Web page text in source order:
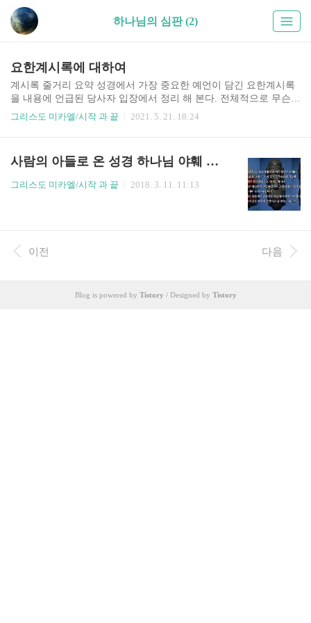
하나님의 심판 (2)
요한계시록에 대하여
계시록 줄거리 요약 성경에서 가장 중요한 예언이 담긴 요한계시록
을 내용에 언급된 당사자 입장에서 정리 해 본다. 전체적으로 무슨
말인지 이해하기가 쉽지 않은데다가 어둠들이 조작질을 가해서 혼
서 자유의지를 준 인간들을 최종적으로 심판하시기 위해 물질세상
에 내려 보낸 자신의 아바타 666에 대한 부분인데 세상사람들이 666
을 악마 사탄으로 인지하게끔 해 놨다. 계시록을 전체적 맥락에서 풀
이 하자면 천상에서 쫒겨난 루시퍼와 그 추종세력들이 지구에 왔고
그리스도 미카엘/시작 과 끝 2021. 5. 21. 18:24
사람의 아들로 온 성경 하나님 야훼 와 하나님의 인간심판이 있는 이유
그리스도 미카엘/시작 과 끝 2018. 3. 11. 11:13
이전 다음
Blog is powered by Tistory / Designed by Tistory